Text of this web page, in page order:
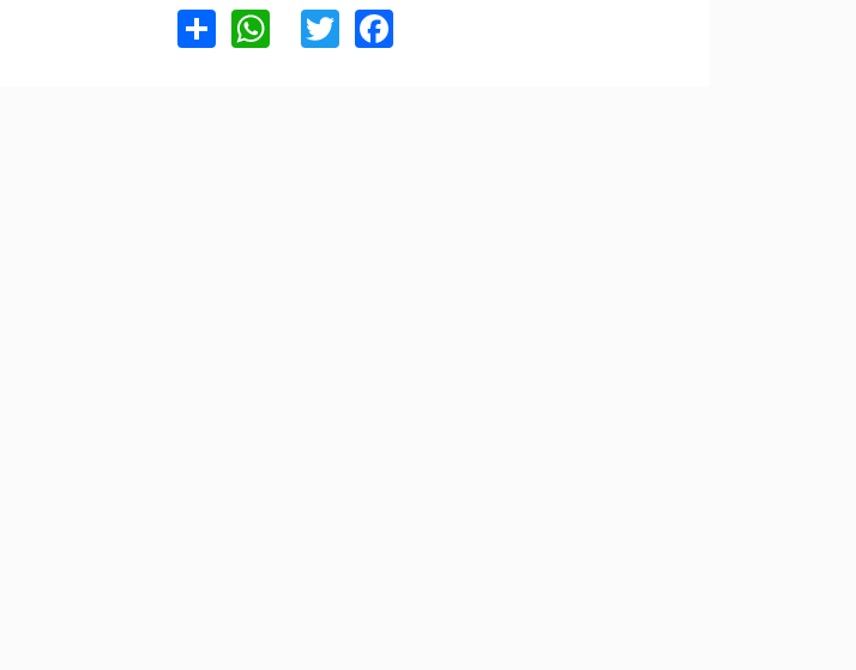
Facebook
Twitter
WhatsApp